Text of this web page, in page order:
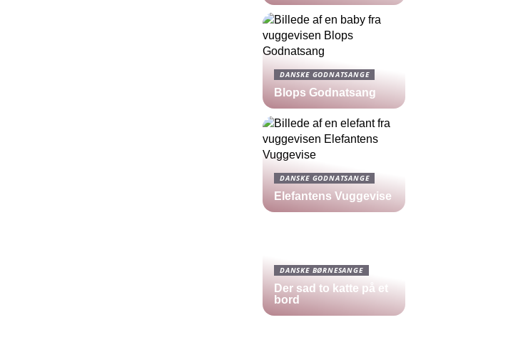
DANSKE GODNATSANGE
Blops Godnatsang
DANSKE GODNATSANGE
Elefantens Vuggevise
DANSKE BØRNESANGE
Der sad to katte på et
bord